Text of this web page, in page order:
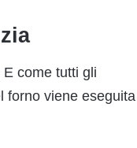
come tutti gli
forno viene eseguita